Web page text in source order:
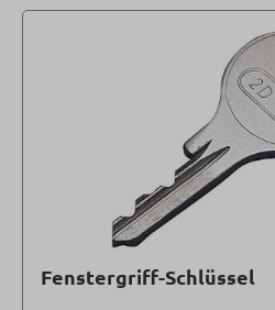
Fenstergriff-Schlüssel